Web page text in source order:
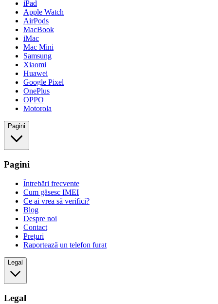
iPad
Apple Watch
AirPods
MacBook
iMac
Mac Mini
Samsung
Xiaomi
Huawei
Google Pixel
OnePlus
OPPO
Motorola
Pagini
Pagini
Întrebări frecvente
Cum găsesc IMEI
Ce ai vrea să verifici?
Blog
Despre noi
Contact
Prețuri
Raportează un telefon furat
Legal
Legal